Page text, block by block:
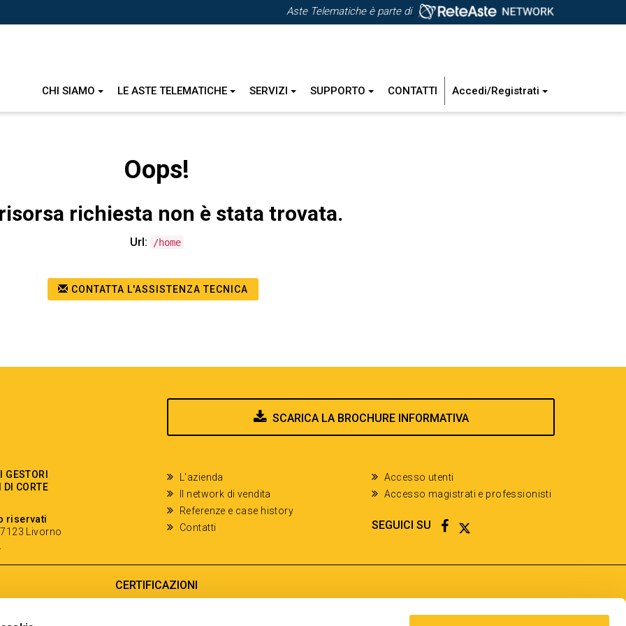
Aste Telematiche è parte di
CHI SIAMO LE ASTE TELEMATICHE SERVIZI SUPPORTO CONTATTI Accedi/Registrati
Oops!
richiesta non è stata trovata.
Url: /home
CONTATTA L'ASSISTENZA TECNICA
SCARICA LA BROCHURE INFORMATIVA
DI CORTE
riservati
Livorno
L'azienda
Il network di vendita
Referenze e case history
Contatti
Accesso utenti
Accesso magistrati e professionisti
SEGUICI SU FACEBOOK
TWITTER
CERTIFICAZIONI